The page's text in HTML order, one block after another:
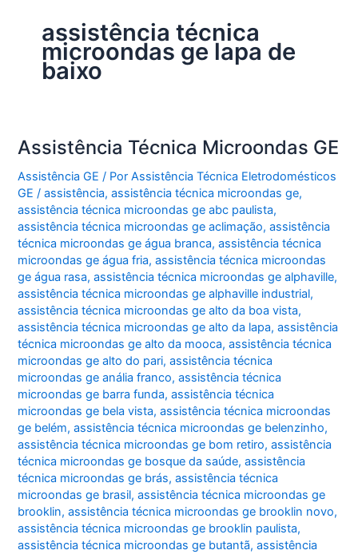
assistência técnica
microondas ge lapa de
baixo
Assistência Técnica Microondas GE
Assistência GE / PorAssistência Técnica Eletrodomésticos
GE/assistência,assistência técnica microondas ge,
assistência técnica microondas ge abc paulista,
assistência técnica microondas ge aclimação,assistência
técnica microondas ge água branca,assistência técnica
microondas ge água fria,assistência técnica microondas
ge água rasa,assistência técnica microondas ge alphaville,
assistência técnica microondas ge alphaville industrial,
assistência técnica microondas ge alto da boa vista,
assistência técnica microondas ge alto da lapa,assistência
técnica microondas ge alto da mooca,assistência técnica
microondas ge alto do pari,assistência técnica
microondas ge anália franco,assistência técnica
microondas ge barra funda,assistência técnica
microondas ge bela vista,assistência técnica microondas
ge belém,assistência técnica microondas ge belenzinho,
assistência técnica microondas ge bom retiro,assistência
técnica microondas ge bosque da saúde,assistência
técnica microondas ge brás,assistência técnica
microondas ge brasil,assistência técnica microondas ge
brooklin,assistência técnica microondas ge brooklin novo,
assistência técnica microondas ge brooklin paulista,
assistência técnica microondas ge butantã,assistência